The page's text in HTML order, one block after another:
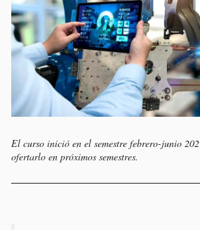
El curso inició en el semestre febrero-junio
ofertarlo en próximos semestres.